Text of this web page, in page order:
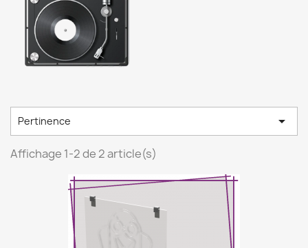
Pertinence 
Affichage 1-2 de 2 article(s)